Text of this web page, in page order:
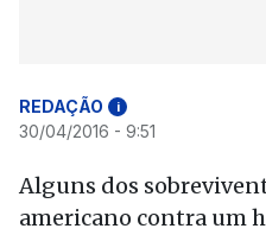
REDAÇÃO i
30/04/2016 - 9:51
Alguns dos
americano contra um